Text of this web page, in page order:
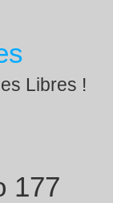
Libres !
177